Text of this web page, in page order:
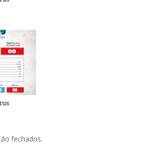
fechados.